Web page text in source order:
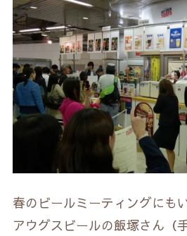
春のビールミーティングにも
アウグスビールの飯塚さん（